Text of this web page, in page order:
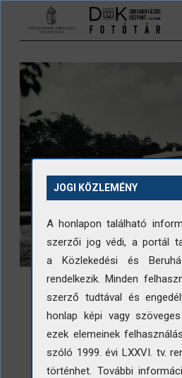
Ugrás a tartalomra
JOGI KÖZLEMÉNY
A honlapon található
szerzői jog védi, a portál
a Közlekedési és
rendelkezik. Minden
szerző tudtával és
honlap képi vagy
ezek elemeinek
szóló 1999. évi LXXVI. tv.
történhet. További